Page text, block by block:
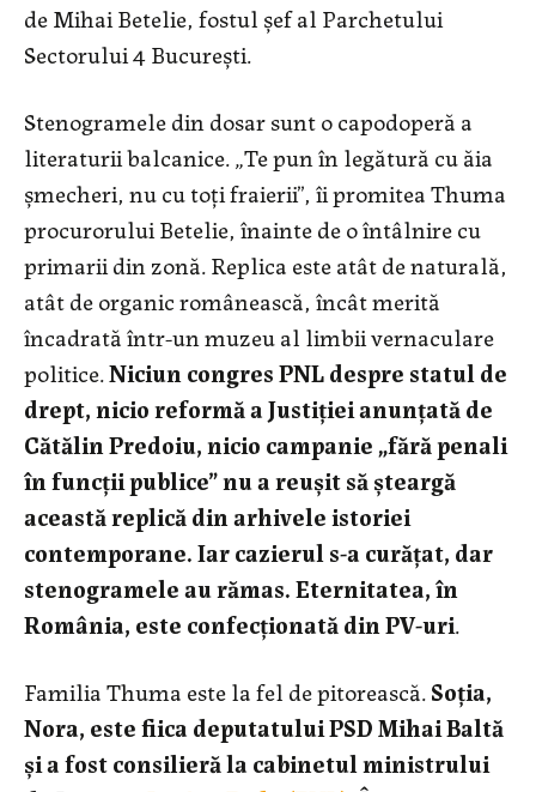
de Mihai Betelie, fostul șef al Parchetului
Sectorului 4 București.
Stenogramele din dosar sunt o capodoperă a
literaturii balcanice. „Te pun în legătură cu ăia
șmecheri, nu cu toți fraierii”, îi promitea Thuma
procurorului Betelie, înainte de o întâlnire cu
primarii din zonă. Replica este atât de naturală,
atât de organic românească, încât merită
încadrată într-un muzeu al limbii vernaculare
politice.Niciun congres PNL despre statul de
drept, nicio reformă a Justiției anunțată de
Cătălin Predoiu, nicio campanie „fără penali
în funcții publice” nu a reușit să șteargă
această replică din arhivele istoriei
contemporane. Iar cazierul s-a curățat, dar
stenogramele au rămas. Eternitatea, în
România, este confecționată din PV-uri.
Familia Thuma este la fel de pitorească.Soția,
Nora, este fiica deputatului PSD Mihai Baltă
și a fost consilieră la cabinetul ministrului